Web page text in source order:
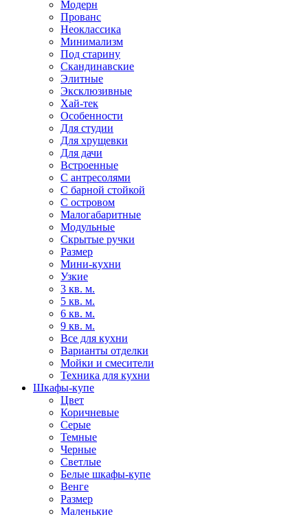
Модерн
Прованс
Неоклассика
Минимализм
Под старину
Скандинавские
Элитные
Эксклюзивные
Хай-тек
Особенности
Для студии
Для хрущевки
Для дачи
Встроенные
С антресолями
С барной стойкой
С островом
Малогабаритные
Модульные
Скрытые ручки
Размер
Мини-кухни
Узкие
3 кв. м.
5 кв. м.
6 кв. м.
9 кв. м.
Все для кухни
Варианты отделки
Мойки и смесители
Техника для кухни
Шкафы-купе
Цвет
Коричневые
Серые
Темные
Черные
Светлые
Белые шкафы-купе
Венге
Размер
Маленькие